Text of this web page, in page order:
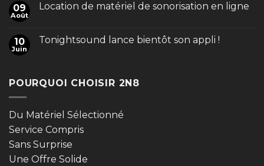
09
Août
Location de matériel de sonorisation en ligne
10
Juin
Tonightsound lance bientôt son appli !
POURQUOI CHOISIR 2N8
Du Matériel Sélectionné
Service Compris
Sans Surprise
Une Offre Solide